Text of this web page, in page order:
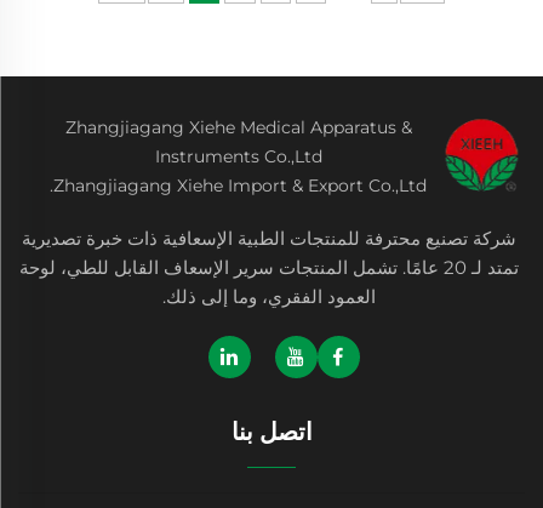
Zhangjiagang Xiehe Medical Apparatus &
Instruments Co.,Ltd
Zhangjiagang Xiehe Import & Export Co.,Ltd.
شركة تصنيع محترفة للمنتجات الطبية الإسعافية ذات خبرة تصديرية
تمتد لـ 20 عامًا. تشمل المنتجات سرير الإسعاف القابل للطي، لوحة
العمود الفقري، وما إلى ذلك.
اتصل بنا